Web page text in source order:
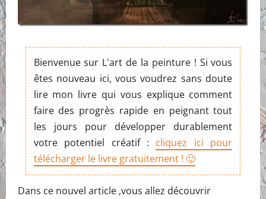
Bienvenue sur L'art de la peinture ! Si vous
êtes nouveau ici, vous voudrez sans doute
lire mon livre qui vous explique comment
faire des progrès rapide en peignant tout
les jours pour développer durablement
votre potentiel créatif : cliquez ici pour
télécharger le livre gratuitement ! 🙂
Dans ce nouvel article ,vous allez découvrir